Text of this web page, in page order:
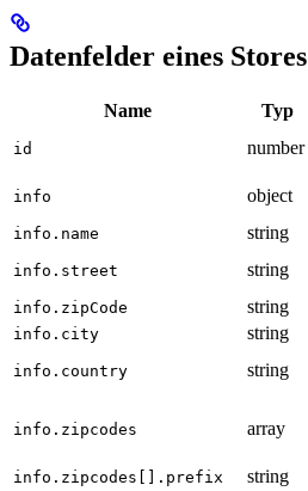
Datenfelder eines Stores
Name Typ
id number
info object
info.name string
info.street string
info.zipCode string
info.city string
info.country string
info.zipcodes array
info.zipcodes[].prefix string